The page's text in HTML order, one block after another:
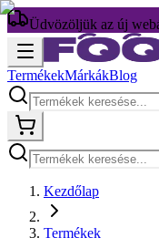
Üdvözöljük az új
TermékekMárkákBlog
Kezdőlap
Termékek